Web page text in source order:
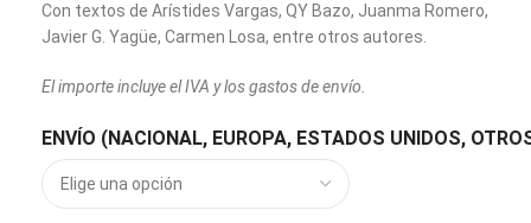
Con textos de Arístides Vargas, QY Bazo, Juanma Romero,
Javier G. Yagüe, Carmen Losa, entre otros autores.
El importe incluye el IVA y los gastos de envío.
ENVÍO (NACIONAL, EUROPA, ESTADOS UNIDOS,